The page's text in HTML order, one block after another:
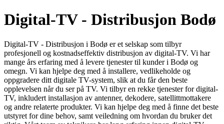
Digital-TV - Distribusjon Bodø
Digital-TV - Distribusjon i Bodø er et selskap som tilbyr
profesjonell og kostnadseffektiv distribusjon av digital-TV. Vi har
mange års erfaring med å levere tjenester til kunder i Bodø og
omegn. Vi kan hjelpe deg med å installere, vedlikeholde og
oppgradere ditt digitale TV-system, slik at du får den beste
opplevelsen når du ser på TV. Vi tilbyr en rekke tjenester for digital-
TV, inkludert installasjon av antenner, dekodere, satellittmottakere
og andre relaterte produkter. Vi kan hjelpe deg med å finne det beste
utstyret for dine behov, samt veiledning om hvordan du bruker det